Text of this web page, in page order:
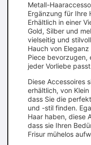
Metall-
Ergänzung für Ihre
Erhältlich in einer
Gold, Silber und
vielseitig und
Hauch von
Piece bevorzugen,
jeder Vorliebe
Diese Accessoires
erhältlich, von
dass Sie die
und -stil finden.
Haar haben, diese
dass sie Ihren
Frisur mühelos